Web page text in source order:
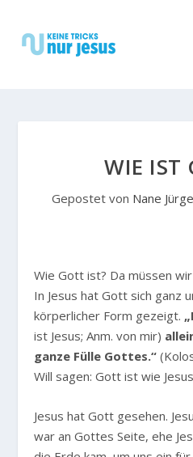
WIE IST
Gepostet von Nane
Wie Gott ist? Da müssen
In Jesus hat Gott sich ganz
körperlicher Form gezeigt.
ist Jesus; Anm. von mir)
ganze Fülle Gottes.“
Will sagen: Gott ist wie
Jesus hat Gott gesehen.
war an Gottes Seite, ehe